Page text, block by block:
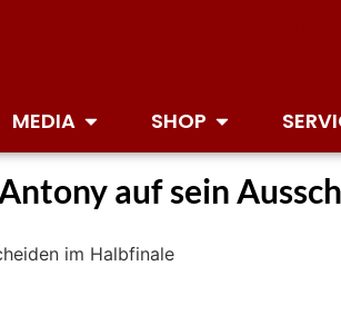
MEDIA SHOP
auf sein